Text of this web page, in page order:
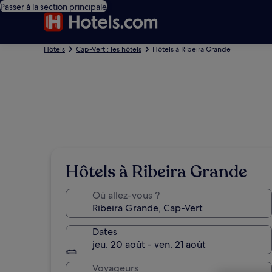
Passer à la section principale
Hôtels Cap-Vert : les hôtels Hôtels à Ribeira Grande
Hôtels à Ribeira Grande
Où allez-vous ?
Dates
jeu. 20 août - ven. 21 août
Voyageurs